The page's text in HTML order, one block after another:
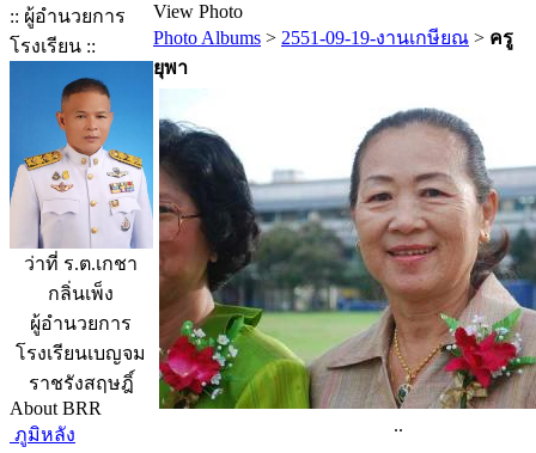
:: ผู้อำนวยการ
โรงเรียน ::
ว่าที่ ร.ต.เกชา
กลิ่นเพ็ง
ผู้อำนวยการ
โรงเรียนเบญจม
ราชรังสฤษฎิ์
About BRR
ภูมิหลัง
View Photo
Photo Albums > 2551-09-19-งานเกษียณ > ครู
ยุพา
..